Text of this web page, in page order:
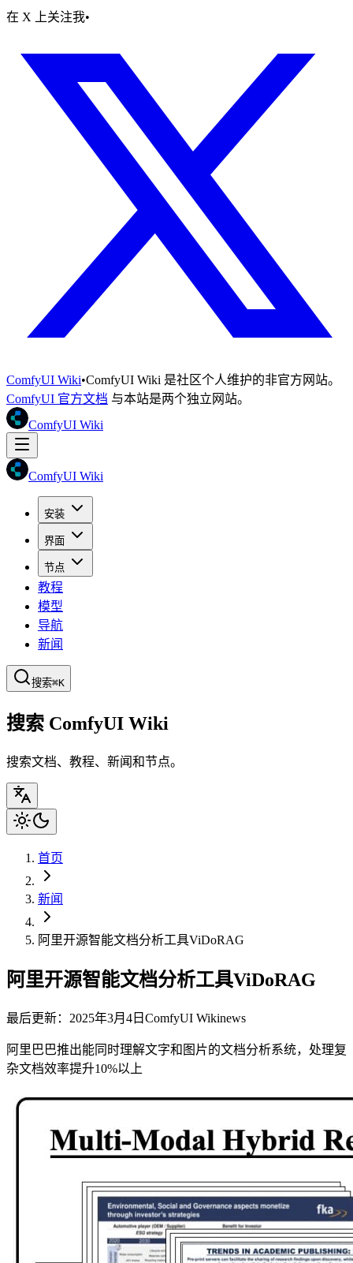
在 X 上关注我•
ComfyUI Wiki•ComfyUI Wiki 是社区个人维护的非官方网站。
ComfyUI 官方文档 与本站是两个独立网站。
ComfyUI Wiki
ComfyUI Wiki
安装
界面
节点
教程
模型
导航
新闻
搜索⌘K
搜索 ComfyUI Wiki
搜索文档、教程、新闻和节点。
首页
新闻
阿里开源智能文档分析工具ViDoRAG
阿里开源智能文档分析工具ViDoRAG
最后更新：2025年3月4日 ComfyUI Wikinews
阿里巴巴推出能同时理解文字和图片的文档分析系统，处理复
杂文档效率提升10%以上